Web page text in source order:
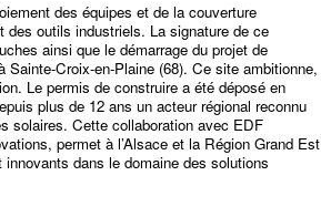
des équipes et de la couverture
outils industriels. La signature de ce
ainsi que le démarrage du projet de
Sainte-Croix-en-Plaine (68). Ce site ambitionne,
Le permis de construire a été déposé en
plus de 12 ans un acteur régional reconnu
solaires. Cette collaboration avec EDF
permet à l’Alsace et la Région Grand Est
dans le domaine des solutions